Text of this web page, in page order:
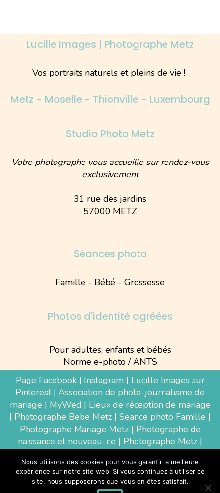
Lucille Images | Photographe Metz
Vos portraits naturels et pleins de vie !
Metz - Moselle - Thionville - Luxembourg
Studio Photo Metz
Votre photographe vous accueille sur rendez-vous
exclusivement
31 rue des jardins
57000 METZ
Séances photo
Famille - Bébé - Grossesse
Photos d'identité agréées
Pour adultes, enfants et bébés
Norme e-photo / ANTS
Page Facebook| Instagram| Lucille Images sur
Pinterest| Association de photo-journalisme de
mariage | MyWed | Lieux de réception de mariage
| Photographe Bebe Metz | Seance photo Famille |
Photographe Mariage Metz| Photographe de
naissance et nouveau-ne | Photographe Metz |
Luxembourg|Photographe Thionville|
Photographe d'entreprise Metz
Nous utilisons des cookies pour vous garantir la meilleure
expérience sur notre site web. Si vous continuez à utiliser ce
site, nous supposerons que vous en êtes satisfait.